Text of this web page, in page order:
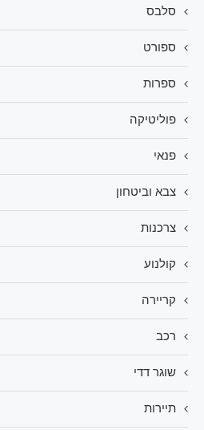
סלבס
ספורט
ספרות
פוליטיקה
פנאי
צבא וביטחון
צרכנות
קולנוע
קריירה
רכב
שוגר דדי
תיירות